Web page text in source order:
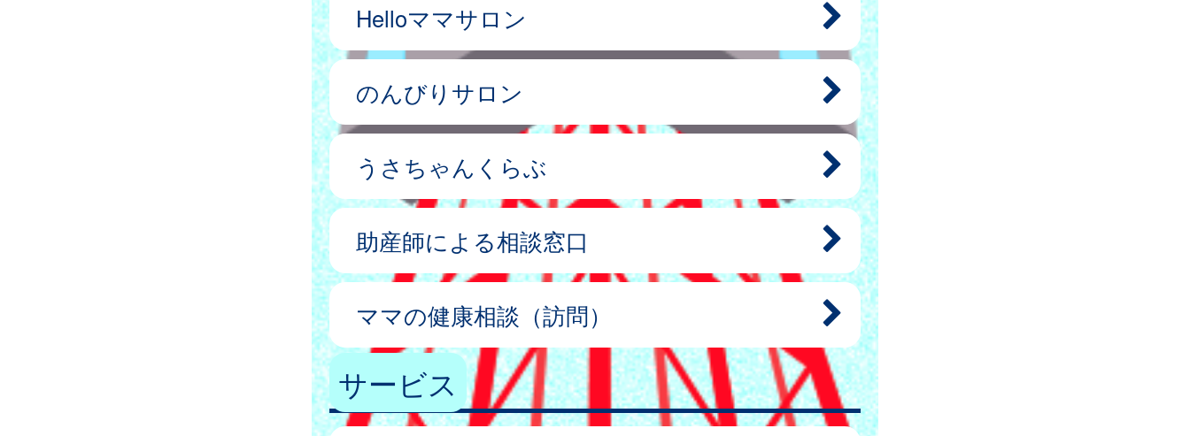
Helloママサロン
のんびりサロン
うさちゃんくらぶ
助産師による相談窓口
ママの健康相談（訪問）
サービス